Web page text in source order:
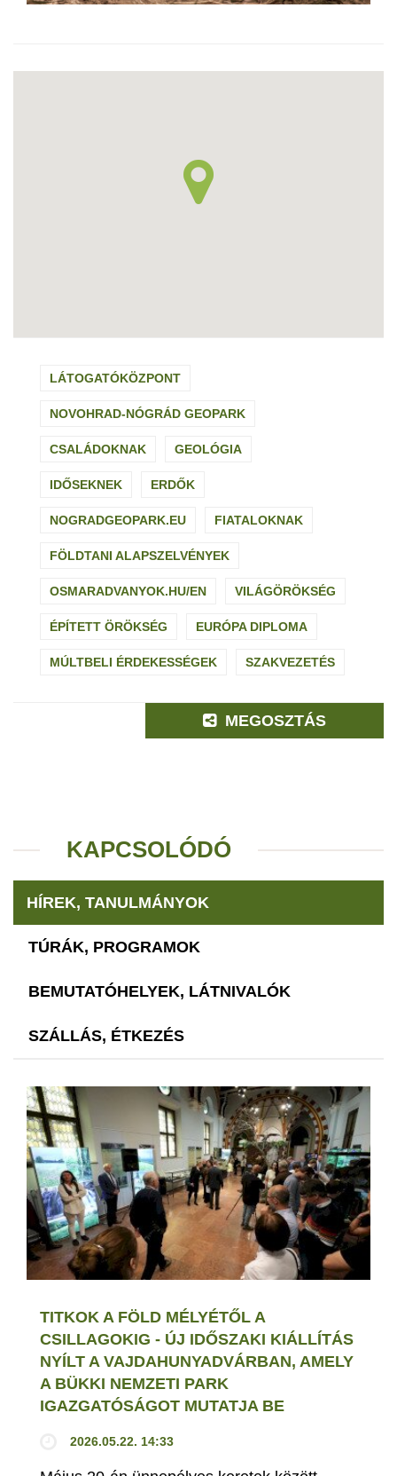
LÁTOGATÓKÖZPONT
NOVOHRAD-NÓGRÁD GEOPARK
CSALÁDOKNAK GEOLÓGIA
IDŐSEKNEK ERDŐK
NOGRADGEOPARK.EU FIATALOKNAK
FÖLDTANI ALAPSZELVÉNYEK
OSMARADVANYOK.HU/EN VILÁGÖRÖKSÉG
ÉPÍTETT ÖRÖKSÉG EURÓPA DIPLOMA
MÚLTBELI ÉRDEKESSÉGEK SZAKVEZETÉS
MEGOSZTÁS
KAPCSOLÓDÓ
HÍREK, TANULMÁNYOK
TÚRÁK, PROGRAMOK
BEMUTATÓHELYEK, LÁTNIVALÓK
SZÁLLÁS, ÉTKEZÉS
TITKOK A FÖLD MÉLYÉTŐL A
CSILLAGOKIG - ÚJ IDŐSZAKI KIÁLLÍTÁS
NYÍLT A VAJDAHUNYADVÁRBAN, AMELY
A BÜKKI NEMZETI PARK
IGAZGATÓSÁGOT MUTATJA BE
2026.05.22. 14:33